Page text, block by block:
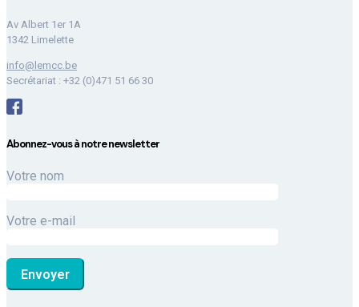
Av Albert 1er 1A
1342 Limelette
info@lemcc.be
Secrétariat : +32 (0)471 51 66 30
Abonnez-vous à notre newsletter
Votre nom
Votre e-mail